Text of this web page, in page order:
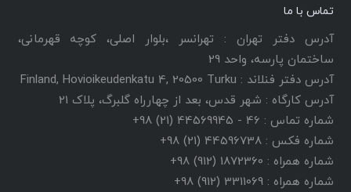
تماس با ما
آدرس دفتر تهران : تهرانسر ،بلوار اصلی، کوچه قهرمانی،
ساختمان پارسه، واحد 29
آدرس دفتر فنلاند : Finland, Hovioikeudenkatu 4, 20500 Turku
آدرس کارگاه : شهر قدس، بعد از چهارراه گلبرگ، پلاک 21
شماره تماس : 46 - 44569945 (21) 98+
شماره فکس : 44596738 (21) 98+
شماره همراه : 1872360 (912) 98+
شماره همراه : 3311069 (912) 98+